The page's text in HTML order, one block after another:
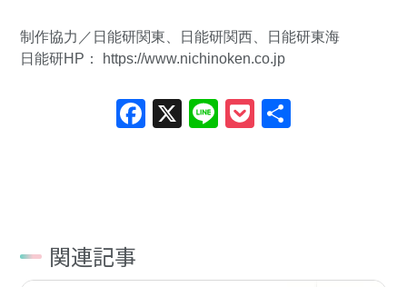
制作協力／日能研関東、日能研関西、日能研東海
日能研HP： https://www.nichinoken.co.jp
Facebook
X LinePocket
関連記事